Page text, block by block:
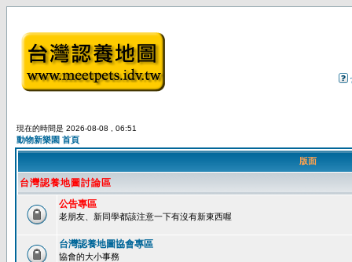
現在的時間是 2026-08-08 , 06:51
動物新樂園 首頁
版面
台灣認養地圖討論區
公告專區
老朋友、新同學都該注意一下有沒有新東西喔
台灣認養地圖協會專區
協會的大小事務